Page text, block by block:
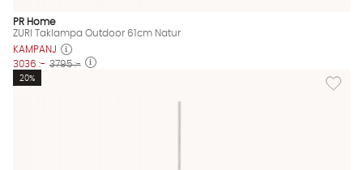
PR Home
ZURI Taklampa Outdoor 61cm Natur
KAMPANJ
3036 :- 3795 :-
Lägg
20%